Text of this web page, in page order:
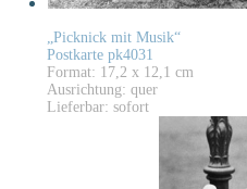
„Picknick mit Musik“
Postkarte pk4031
Format: 17,2 x 12,1 cm
Ausrichtung: quer
Lieferbar: sofort